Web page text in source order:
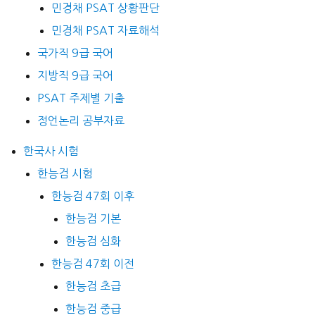
민경채 PSAT 상황판단
민경채 PSAT 자료해석
국가직 9급 국어
지방직 9급 국어
PSAT 주제별 기출
정언논리 공부자료
한국사 시험
한능검 시험
한능검 47회 이후
한능검 기본
한능검 심화
한능검 47회 이전
한능검 초급
한능검 중급